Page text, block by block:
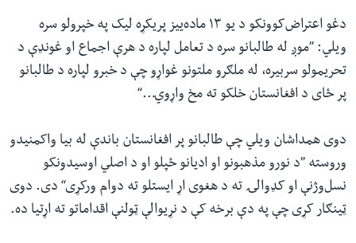
دغو اعتراض‌کوونکو د یو ۱۳ ماده‌ییز پریکړه لیک په خپرولو سره
ویلي:‌ ”موږ له طالبانو سره د تعامل لپاره د هرې اجماع او غونډې د
تحریمولو سربیره،‌ له ملګرو ملتونو غواړو چې د خبرو لپاره د طالبانو
پر ځای د افغانستان خلکو ته مخ واړوي…“
دوی همداشان ویلي چې طالبانو پر افغانستان باندې له بیا واکمنیدو
وروسته ”د نورو مذهبونو او ادیانو ځپلو او د اصلي اوسیدونکو
نسل‌وژنې او کډوالۍ ته د هغوی اړ ایستلو ته دوام ورکړی“ دی. دوی
ټینګار کړی چې په دې برخه کې د نړیوالې ټولنې اقداماتو ته اړتیا ده.